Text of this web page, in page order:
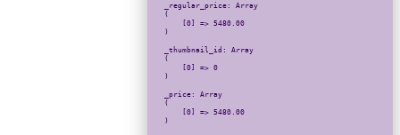
_regular_price: Array
(
    [0] => 5480.00
)
_thumbnail_id: Array
(
    [0] => 0
)
_price: Array
(
    [0] => 5480.00
)